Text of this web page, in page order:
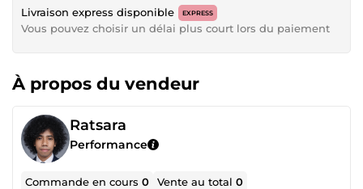
Livraison express disponible EXPRESS
Vous pouvez choisir un délai plus court lors du paiement
À propos du vendeur
Ratsara
Performance
Commande en cours0 Vente au total0